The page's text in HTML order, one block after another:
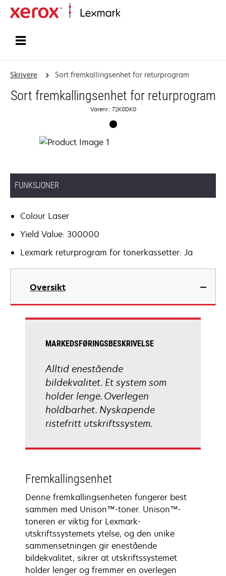
Skrivere Sort fremkallingsenhet for returprogram
Sort fremkallingsenhet for returprogram
Varenr.: 72K0DK0
FUNKSJONER
Colour Laser
Yield Value: 300000
Lexmark returprogram for tonerkassetter: Ja
Oversikt
MARKEDSFØRINGSBESKRIVELSE
Alltid enestående
bildekvalitet. Et system som
holder lenge. Overlegen
holdbarhet. Nyskapende
ristefritt utskriftssystem.
Fremkallingsenhet
Denne fremkallingsenheten fungerer best
sammen med Unison™-toner. Unison™-
toneren er viktig for Lexmark-
utskriftssystemets ytelse, og den unike
sammensetningen gir enestående
bildekvalitet, sikrer at utskriftssystemet
holder lenger og fremmer en overlegen